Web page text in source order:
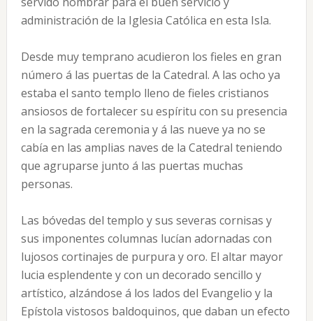
administración de la Iglesia Católica en esta Isla.
Desde muy temprano acudieron los fieles en gran
número á las puertas de la Catedral. A las ocho ya
estaba el santo templo lleno de fieles cristianos
ansiosos de fortalecer su espíritu con su presencia
en la sagrada ceremonia y á las nueve ya no se
cabía en las amplias naves de la Catedral teniendo
que agruparse junto á las puertas muchas
personas.
Las bóvedas del templo y sus severas cornisas y
sus imponentes columnas lucían adornadas con
lujosos cortinajes de purpura y oro. El altar mayor
lucia esplendente y con un decorado sencillo y
artístico, alzándose á los lados del Evangelio y la
Epístola vistosos baldoquinos, que daban un efecto